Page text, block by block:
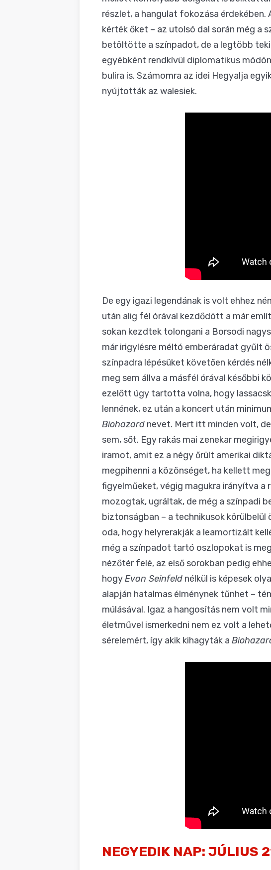
részlet, a hangulat fokozása
kérték őket – az utolsó dal során még a
betöltötte a színpadot, de a legtöbb
egyébként rendkívül diplomatikus
bulira is. Számomra az idei Hegyalja
nyújtották az walesiek.
De egy igazi legendának is volt ehhez
után alig fél órával kezdődött a már
sokan kezdtek tolongani a Borsodi
már irigylésre méltó emberáradat gyűlt
színpadra lépésüket követően kérdés
meg sem állva a másfél órával későbbi
ezelőtt úgy tartotta volna, hogy
lennének, ez után a koncert után
Biohazard nevet. Mert itt minden volt,
sem, sőt. Egy rakás mai zenekar
iramot, amit ez a négy őrült amerikai
megpihenni a közönséget, ha kellett
figyelműeket, végig magukra irányítva
mozogtak, ugráltak, de még a színpadi
biztonságban – a technikusok
oda, hogy helyrerakják a leamortizált
még a színpadot tartó oszlopokat is
nézőtér felé, az első sorokban pedig
hogyEvan Seinfeld nélkül is képesek
alapján hatalmas élménynek tűnhet –
múlásával. Igaz a hangosítás nem volt
életművel ismerkedni nem ez volt a
sérelemért, így akik kihagyták a
NEGYEDIK NAP: JÚLIUS